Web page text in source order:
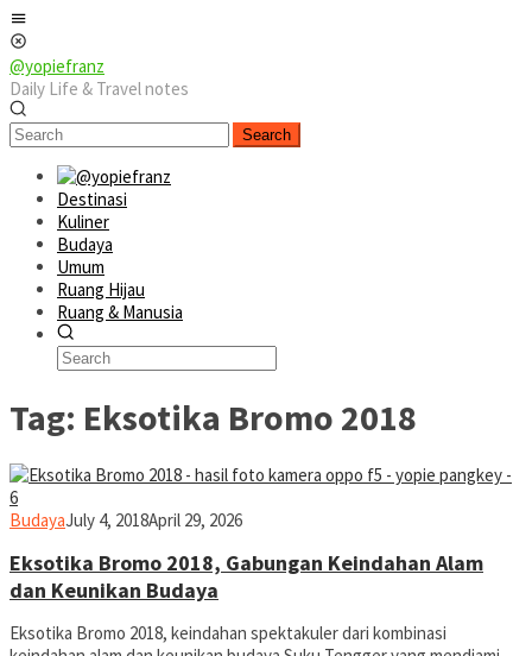
Skip
to
content
@yopiefranz
Daily Life & Travel notes
Search
Destinasi
Kuliner
Budaya
Umum
Ruang Hijau
Ruang & Manusia
Tag: Eksotika Bromo 2018
Budayayopiefranz
July 4, 2018April 29, 2026
Eksotika Bromo 2018, Gabungan Keindahan Alam
dan Keunikan Budaya
Eksotika Bromo 2018, keindahan spektakuler dari kombinasi